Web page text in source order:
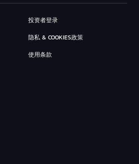
投资者登录
隐私 & COOKIES政策
使用条款